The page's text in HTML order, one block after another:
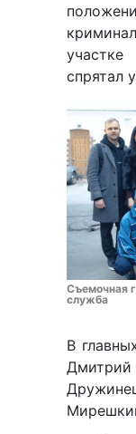
спрятал
Съемочная
служба
В